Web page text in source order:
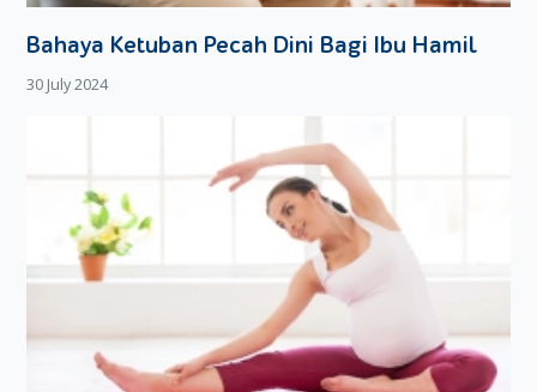
Bahaya Ketuban Pecah Dini Bagi Ibu Hamil
30 July 2024